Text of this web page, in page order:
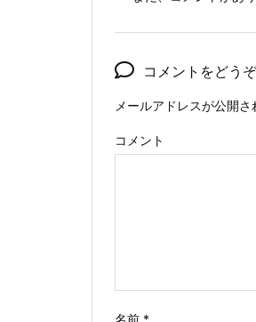
コメントをどうぞ
メールアドレスが公開さ
コメント
名前 *